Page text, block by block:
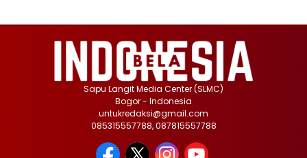
Sapu Langit Media Center (SLMC)
Bogor - Indonesia
untukredaksi@gmail.com
085315557788, 087815557788